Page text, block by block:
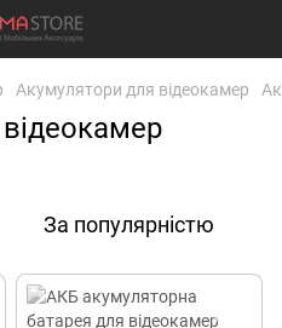
Акумулятори для відеокамер
За популярністю